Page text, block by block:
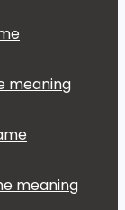
meaning
meaning